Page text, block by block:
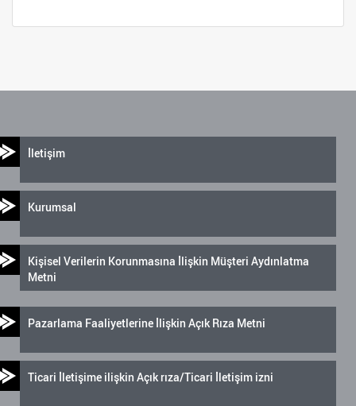
İletişim
Kurumsal
Kişisel Verilerin Korunmasına İlişkin Müşteri Aydınlatma
Metni
Pazarlama Faaliyetlerine İlişkin Açık Rıza Metni
Ticari İletişime ilişkin Açık rıza/Ticari İletişim izni